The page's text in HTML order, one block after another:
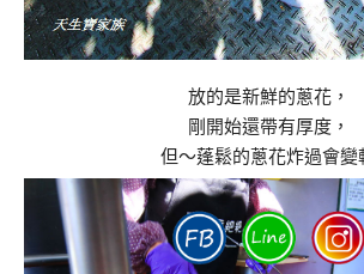
放的是新鮮的蔥花，
剛開始還帶有厚度，
但～蓬鬆的蔥花炸過會變